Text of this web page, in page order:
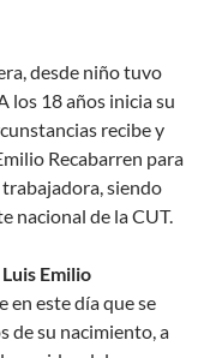
desde niño tuvo
los 18 años inicia su
recibe y
Recabarren para
trabajadora, siendo
nacional de la CUT.
Emilio
en este día que se
de su nacimiento, a